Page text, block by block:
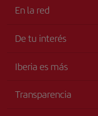
En la red
De tu interés
Accesibilidad
Iberia es más
Grupo Iberia
Transparencia